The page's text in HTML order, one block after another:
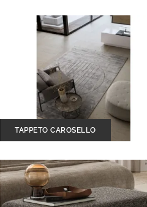
TAPPETO CAROSELLO